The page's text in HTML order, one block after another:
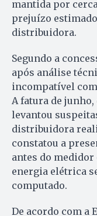
mantida por
prejuízo
distribuidora.
Segundo a
após análise
incompatível
A fatura de
levantou
distribuidora
constatou a
antes do
energia elétrica
computado.
De acordo com a